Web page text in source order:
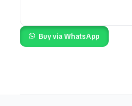
Buy via WhatsApp